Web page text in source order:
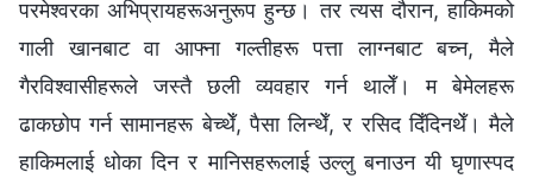
परमेश्‍वरका अभिप्रायहरूअनुरूप हुन्छ। तर त्यस दौरान, हाकिमको
गाली खानबाट वा आफ्ना गल्तीहरू पत्ता लाग्नबाट बच्न, मैले
गैरविश्‍वासीहरूले जस्तै छली व्यवहार गर्न थालेँ। म बेमेलहरू
ढाकछोप गर्न सामानहरू बेच्थेँ, पैसा लिन्थेँ, र रसिद दिँदिनथेँ। मैले
हाकिमलाई धोका दिन र मानिसहरूलाई उल्लु बनाउन यी घृणास्पद